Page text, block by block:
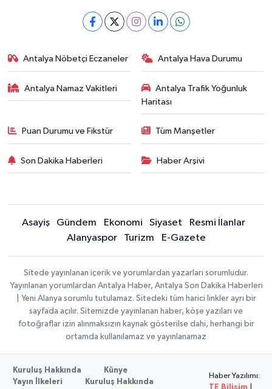
Antalya Nöbetçi Eczaneler Antalya Hava Durumu
Antalya Namaz Vakitleri
Antalya Trafik Yoğunluk
Haritası
Puan Durumu ve Fikstür Tüm Manşetler
Son Dakika Haberleri Haber Arşivi
Asayiş Gündem Ekonomi Siyaset
Resmi İlanlar
Alanyaspor
Turizm E-Gazete
Sitede yayınlanan içerik ve yorumlardan yazarları sorumludur.
Yayınlanan yorumlardan Antalya Haber, Antalya Son Dakika Haberleri
| Yeni Alanya sorumlu tutulamaz. Sitedeki tüm harici linkler ayrı bir
sayfada açılır. Sitemizde yayınlanan haber, köşe yazıları ve
fotoğraflar izin alınmaksızın kaynak gösterilse dahi, herhangi bir
ortamda kullanılamaz ve yayınlanamaz
Kuruluş Hakkında
Künye
Yayın İlkeleri
Kuruluş Hakkında
Haber Yazılımı:
TE Bilişim